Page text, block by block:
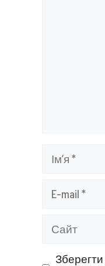
Ім’я
Сайт